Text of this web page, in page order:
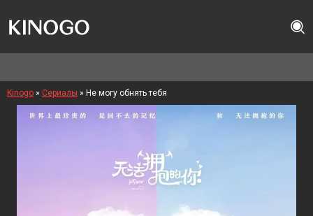
Kinogo » Сериалы » Не могу обнять тебя